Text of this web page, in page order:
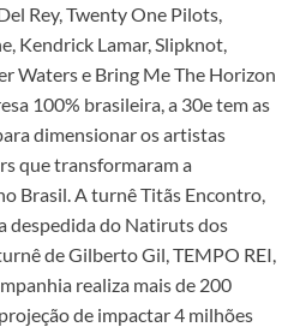
Rey, Twenty One Pilots,
Kendrick Lamar, Slipknot,
Waters e Bring Me The Horizon
100% brasileira, a 30e tem as
dimensionar os artistas
que transformaram a
Brasil. A turnê Titãs Encontro,
despedida do Natiruts dos
de Gilberto Gil, TEMPO REI,
realiza mais de 200
de impactar 4 milhões